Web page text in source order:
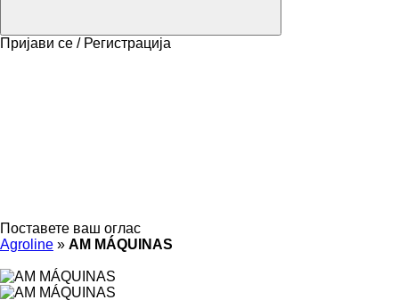
Пријави се / Регистрација
Поставете ваш оглас
Agroline » AM MÁQUINAS